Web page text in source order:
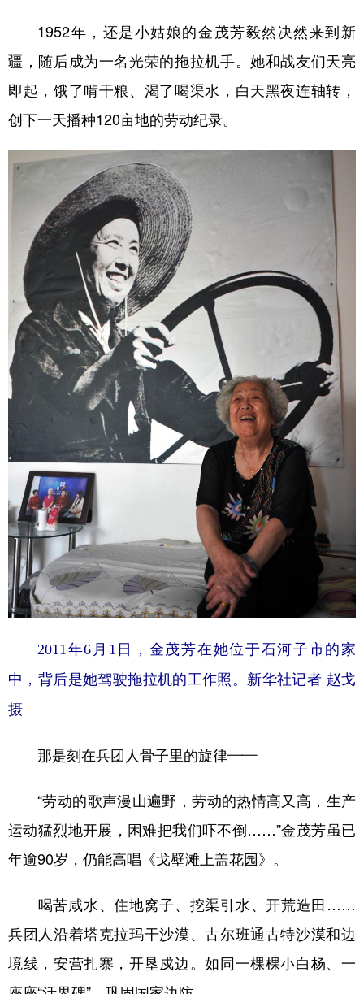
新疆 内蒙古 黑龙江
多语种频道
Русский язык
Deutsch Português
1952年，还是小姑娘的金茂芳毅然决然来到新
疆，随后成为一名光荣的拖拉机手。她和战友们天亮
即起，饿了啃干粮、渴了喝渠水，白天黑夜连轴转，
创下一天播种120亩地的劳动纪录。
2011年6月1日，金茂芳在她位于石河子市的家
中，背后是她驾驶拖拉机的工作照。新华社记者 赵戈
摄
那是刻在兵团人骨子里的旋律——
“劳动的歌声漫山遍野，劳动的热情高又高，生产
运动猛烈地开展，困难把我们吓不倒……”金茂芳虽已
年逾90岁，仍能高唱《戈壁滩上盖花园》。
喝苦咸水、住地窝子、挖渠引水、开荒造田……
兵团人沿着塔克拉玛干沙漠、古尔班通古特沙漠和边
境线，安营扎寨，开垦戍边。如同一棵棵小白杨、一